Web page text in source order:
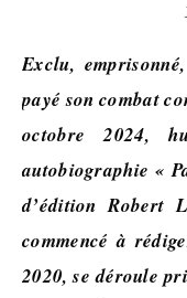
Exclu, emprisonné, empoisonné : Alexeï Navalny a
payé son combat
octobre 2024,
autobiographie «
d’édition Robert
commencé à
2020, se déroule